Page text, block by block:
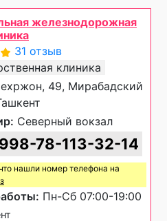
железнодорожная
31 отзыв
клиника
49, Мирабадский
Северный вокзал
78-113-32-14
нашли номер телефона на
Пн-Сб 07:00-19:00